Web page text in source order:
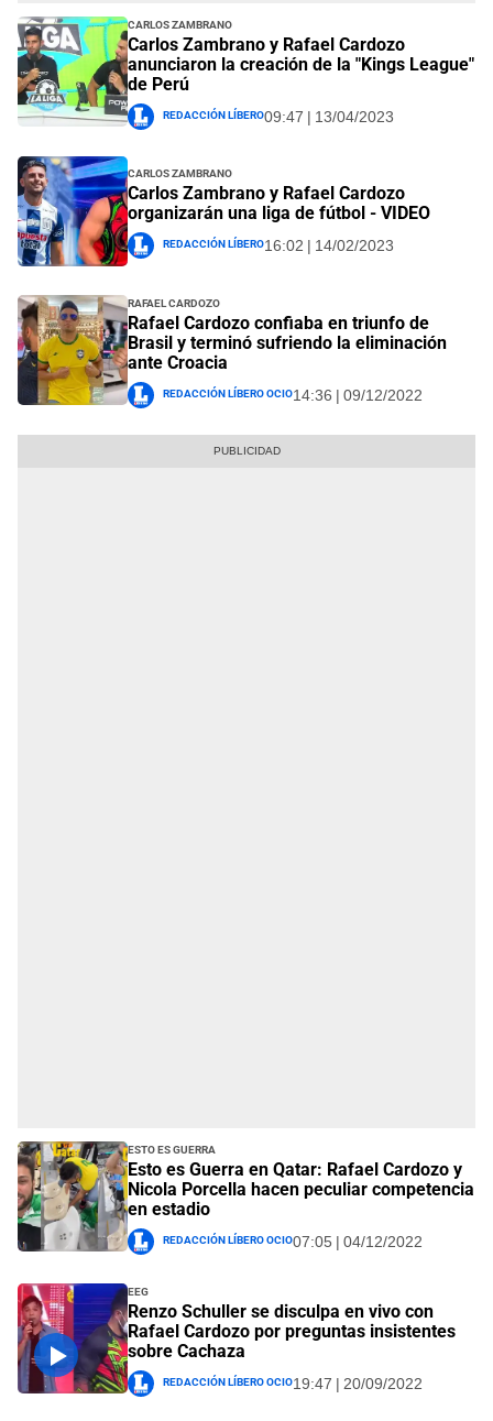
Carlos Zambrano
Carlos Zambrano y Rafael Cardozo
anunciaron la creación de la "Kings League"
de Perú
Redacción Líbero09:47 | 13/04/2023
Carlos Zambrano
Carlos Zambrano y Rafael Cardozo
organizarán una liga de fútbol - VIDEO
Redacción Líbero16:02 | 14/02/2023
Rafael Cardozo
Rafael Cardozo confiaba en triunfo de
Brasil y terminó sufriendo la eliminación
ante Croacia
Redacción Líbero Ocio14:36 | 09/12/2022
Esto es Guerra
Esto es Guerra en Qatar: Rafael Cardozo y
Nicola Porcella hacen peculiar competencia
en estadio
Redacción Líbero Ocio07:05 | 04/12/2022
EEG
Renzo Schuller se disculpa en vivo con
Rafael Cardozo por preguntas insistentes
sobre Cachaza
Redacción Líbero Ocio19:47 | 20/09/2022